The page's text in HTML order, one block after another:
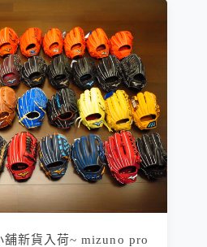
舖新貨入荷~ mizuno pro